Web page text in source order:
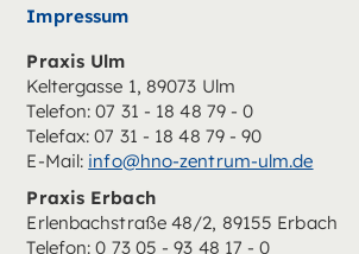
Praxis Ulm
Keltergasse 1, 89073 Ulm
Telefon: 07 31 - 18 48 79 - 0
Telefax: 07 31 - 18 48 79 - 90
E-Mail: info@hno-zentrum-ulm.de
Praxis Erbach
Erlenbachstraße 48/2, 89155 Erbach
Telefon: 0 73 05 - 93 48 17 - 0
Impressum